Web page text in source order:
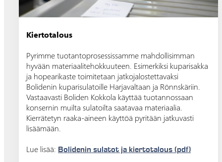
Kiertotalous
Pyrimme tuotantoprosessissamme mahdollisimman
hyvään materiaalitehokkuuteen. Esimerkiksi kuparisakka
ja hopearikaste toimitetaan jatkojalostettavaksi
Bolidenin kuparisulatoille Harjavaltaan ja Rönnskäriin.
Vastaavasti Boliden Kokkola käyttää tuotannossaan
konsernin muilta sulatoilta saatavaa materiaalia.
Kierrätetyn raaka-aineen käyttöä pyritään jatkuvasti
lisäämään.
Lue lisää: Bolidenin sulatot ja kiertotalous (pdf)